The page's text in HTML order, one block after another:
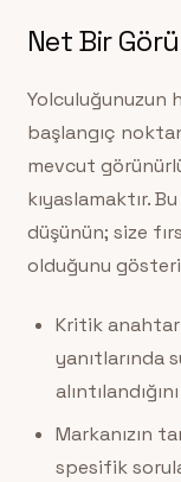
Net Bir
Yolculuğunuzun
başlangıç
mevcut
kıyaslamaktır.
düşünün; size
olduğunu
Kritik
yanıtlarında
Markanızın
spesifik